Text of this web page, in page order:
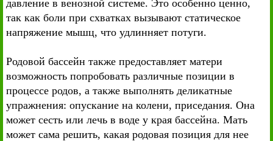
давление в венозной системе. Это особенно ценно,
так как боли при схватках вызывают статическое
напряжение мышц, что удлинняет потуги.
Родовой бассейн также предоставляет матери
возможность попробовать различные позиции в
процессе родов, а также выполнять деликатные
упражнения: опускание на колени, приседания. Она
может сесть или лечь в воде у края бассейна. Мать
может сама решить, какая родовая позиция для нее